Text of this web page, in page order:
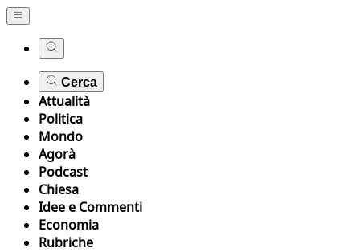
Cerca
Attualità
Politica
Mondo
Agorà
Podcast
Chiesa
Idee e Commenti
Economia
Rubriche